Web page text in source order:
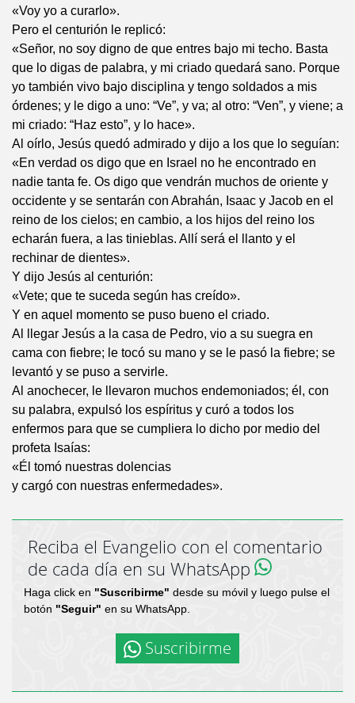
«Voy yo a curarlo».
Pero el centurión le replicó:
«Señor, no soy digno de que entres bajo mi techo. Basta
que lo digas de palabra, y mi criado quedará sano. Porque
yo también vivo bajo disciplina y tengo soldados a mis
órdenes; y le digo a uno: “Ve”, y va; al otro: “Ven”, y viene; a
mi criado: “Haz esto”, y lo hace».
Al oírlo, Jesús quedó admirado y dijo a los que lo seguían:
«En verdad os digo que en Israel no he encontrado en
nadie tanta fe. Os digo que vendrán muchos de oriente y
occidente y se sentarán con Abrahán, Isaac y Jacob en el
reino de los cielos; en cambio, a los hijos del reino los
echarán fuera, a las tinieblas. Allí será el llanto y el
rechinar de dientes».
Y dijo Jesús al centurión:
«Vete; que te suceda según has creído».
Y en aquel momento se puso bueno el criado.
Al llegar Jesús a la casa de Pedro, vio a su suegra en
cama con fiebre; le tocó su mano y se le pasó la fiebre; se
levantó y se puso a servirle.
Al anochecer, le llevaron muchos endemoniados; él, con
su palabra, expulsó los espíritus y curó a todos los
enfermos para que se cumpliera lo dicho por medio del
profeta Isaías:
«Él tomó nuestras dolencias
y cargó con nuestras enfermedades».
Reciba el Evangelio con el comentario
de cada día en su WhatsApp
Haga click en "Suscribirme" desde su móvil y luego pulse el
botón "Seguir" en su WhatsApp.
Suscribirme